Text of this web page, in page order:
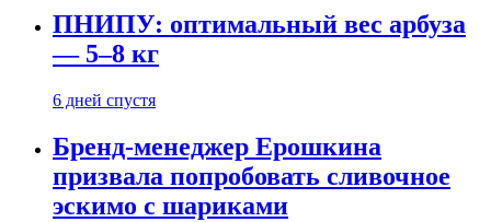
ПНИПУ: оптимальный вес арбуза
— 5–8 кг
6 дней спустя
Бренд-менеджер Ерошкина
призвала попробовать сливочное
эскимо с шариками